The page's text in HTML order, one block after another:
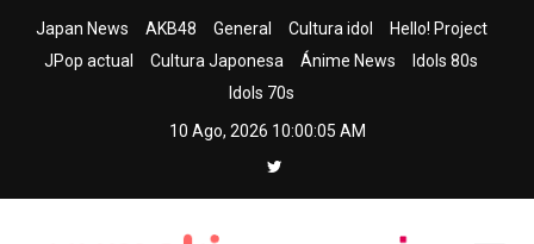
Japan News AKB48 General Cultura idol
Hello! Project
JPop actual
Cultura Japonesa Ánime News
Idols 80s
Idols 70s
10 Ago, 2026 10:00:06 AM